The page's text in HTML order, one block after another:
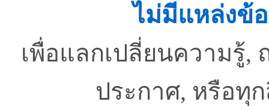
ไม่มีแหล่งข้
เพื่อแลกเปลี่ยนความรู้
ประกาศ, หรือทุ